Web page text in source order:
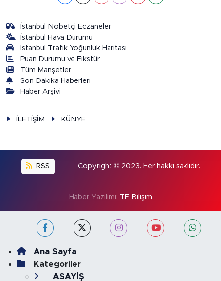
İstanbul Nöbetçi Eczaneler
İstanbul Hava Durumu
İstanbul Trafik Yoğunluk Haritası
Puan Durumu ve Fikstür
Tüm Manşetler
Son Dakika Haberleri
Haber Arşivi
İLETİŞİM KÜNYE
RSS Copyright © 2023. Her hakkı saklıdır.
Haber Yazılımı: TE Bilişim
Ana Sayfa
Kategoriler
ASAYİŞ